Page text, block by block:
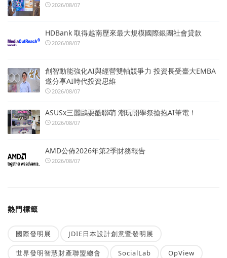
2026/08/07
HDBank 取得越南歷來最大規模國際銀團社會貸款
2026/08/07
創智動能強化AI與經營雙軸競爭力 投資長受臺大EMBA
邀分享AI時代投資思維
2026/08/07
ASUSx三麗鷗耍酷聯萌 潮玩開學祭搶抱AI筆電！
2026/08/07
AMD公佈2026年第2季財務報告
2026/08/07
熱門標籤
國際發明展 JDIE日本設計創意暨發明展
世界發明智慧財產聯盟總會 SocialLab OpView